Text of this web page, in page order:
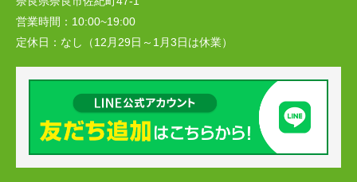
営業時間： 10:00~19:00
定休日： なし（12月29日～1月3日は休業）